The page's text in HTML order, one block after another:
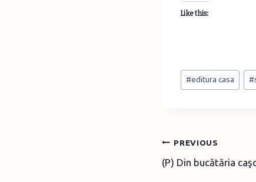
Like this:
Post
Tags:
#editura casa #
Post
navigation
PREVIOUS
(P) Din bucătăria